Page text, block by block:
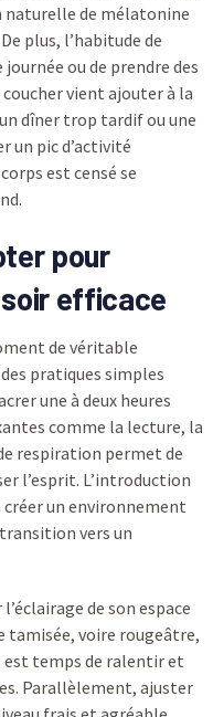
naturelle de mélatonine
plus, l’habitude de
ou de prendre des
vient ajouter à la
dîner trop tardif ou une
un pic d’activité
est censé se
pour
efficace
de véritable
pratiques simples
une à deux heures
comme la lecture, la
respiration permet de
l’esprit. L’introduction
un environnement
vers un
de son espace
tamisée, voire rougeâtre,
est temps de ralentir et
Parallèlement, ajuster